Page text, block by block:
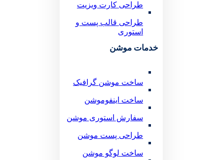
طراحی کارت ویزیت
طراحی قالب پست و
استوری
خدمات موشن
ساخت موشن گرافیک
ساخت اینفوموشن
سفارش استوری موشن
طراحی پست موشن
ساخت لوگو موشن